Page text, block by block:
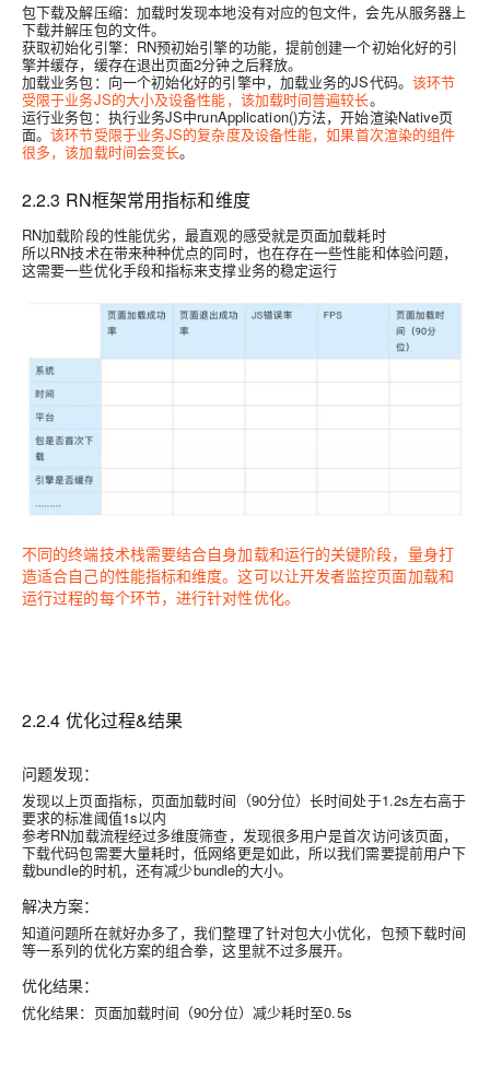
包下载及解压缩：加载时发现本地没有对应的包文件，会先从服务器上
下载并解压包的文件。
获取初始化引擎：RN预初始引擎的功能，提前创建一个初始化好的引
擎并缓存，缓存在退出页面2分钟之后释放。
加载业务包：向一个初始化好的引擎中，加载业务的JS代码。 该环节
受限于业务JS的大小及设备性能，该加载时间普遍较长。
运行业务包：执行业务JS中runApplication()方法，开始渲染Native页
面。该环节受限于业务JS的复杂度及设备性能，如果首次渲染的组件
很多，该加载时间会变长。
2.2.3 RN框架常用指标和维度
RN加载阶段的性能优劣，最直观的感受就是页面加载耗时
所以RN技术在带来种种优点的同时，也在存在一些性能和体验问题，
这需要一些优化手段和指标来支撑业务的稳定运行
不同的终端技术栈需要结合自身加载和运行的关键阶段，量身打
造适合自己的性能指标和维度。这可以让开发者监控页面加载和
运行过程的每个环节，进行针对性优化。
2.2.4 优化过程&结果
问题发现：
发现以上页面指标， 页面加载时间（90分位）长时间处于1.2s左右高于
要求的标准阈值1s以内
参考RN加载流程经过多维度筛查，发现很多用户是首次访问该页面，
下载代码包需要大量耗时，低网络更是如此，所以我们需要提前用户下
载bundle的时机，还有减少bundle的大小。
解决方案：
知道问题所在就好办多了，我们整理了针对包大小优化，包预下载时间
等一系列的优化方案的组合拳，这里就不过多展开。
优化结果：
优化结果： 页面加载时间（90分位） 减少耗时至0.5s